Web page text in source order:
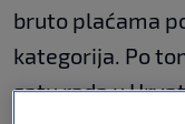
bruto plaćama
kategorija. Po
satu rada u